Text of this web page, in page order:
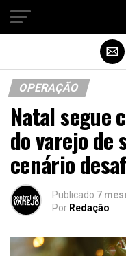
OPERAÇÃO
Natal segue
do varejo de
cenário
Publicado 7
Por Redação